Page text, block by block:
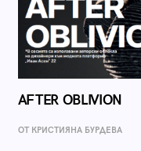
AFTER OBLIVION
ОТ КРИСТИЯНА БУРДЕВА